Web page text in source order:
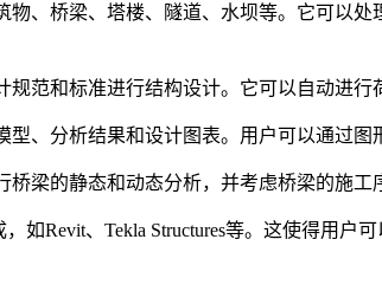
物、桥梁、塔楼、隧道、水坝等。它可以
范和标准进行结构设计。它可以自动进
、分析结果和设计图表。用户可以通过
梁的静态和动态分析，并考虑桥梁的施
如Revit、Tekla Structures等。这使得用